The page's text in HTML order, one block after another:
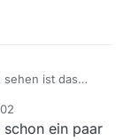
ist das
keinen Sinn
ein paar